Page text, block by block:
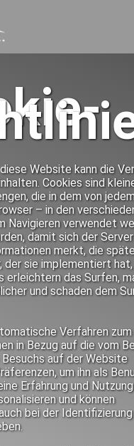
Website kann die
Cookies sind
die in dem von
– in den
Navigieren verwendet
damit sich der Server
merkt, die
der sie implementiert
erleichtern das Surfen,
und schaden dem
Verfahren
in Bezug auf die vom
auf der Website
um ihn als
Erfahrung und
und können
bei der